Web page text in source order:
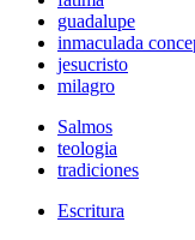
guadalupe
inmaculada
jesucristo
milagro
Salmos
teologia
tradiciones
Escritura